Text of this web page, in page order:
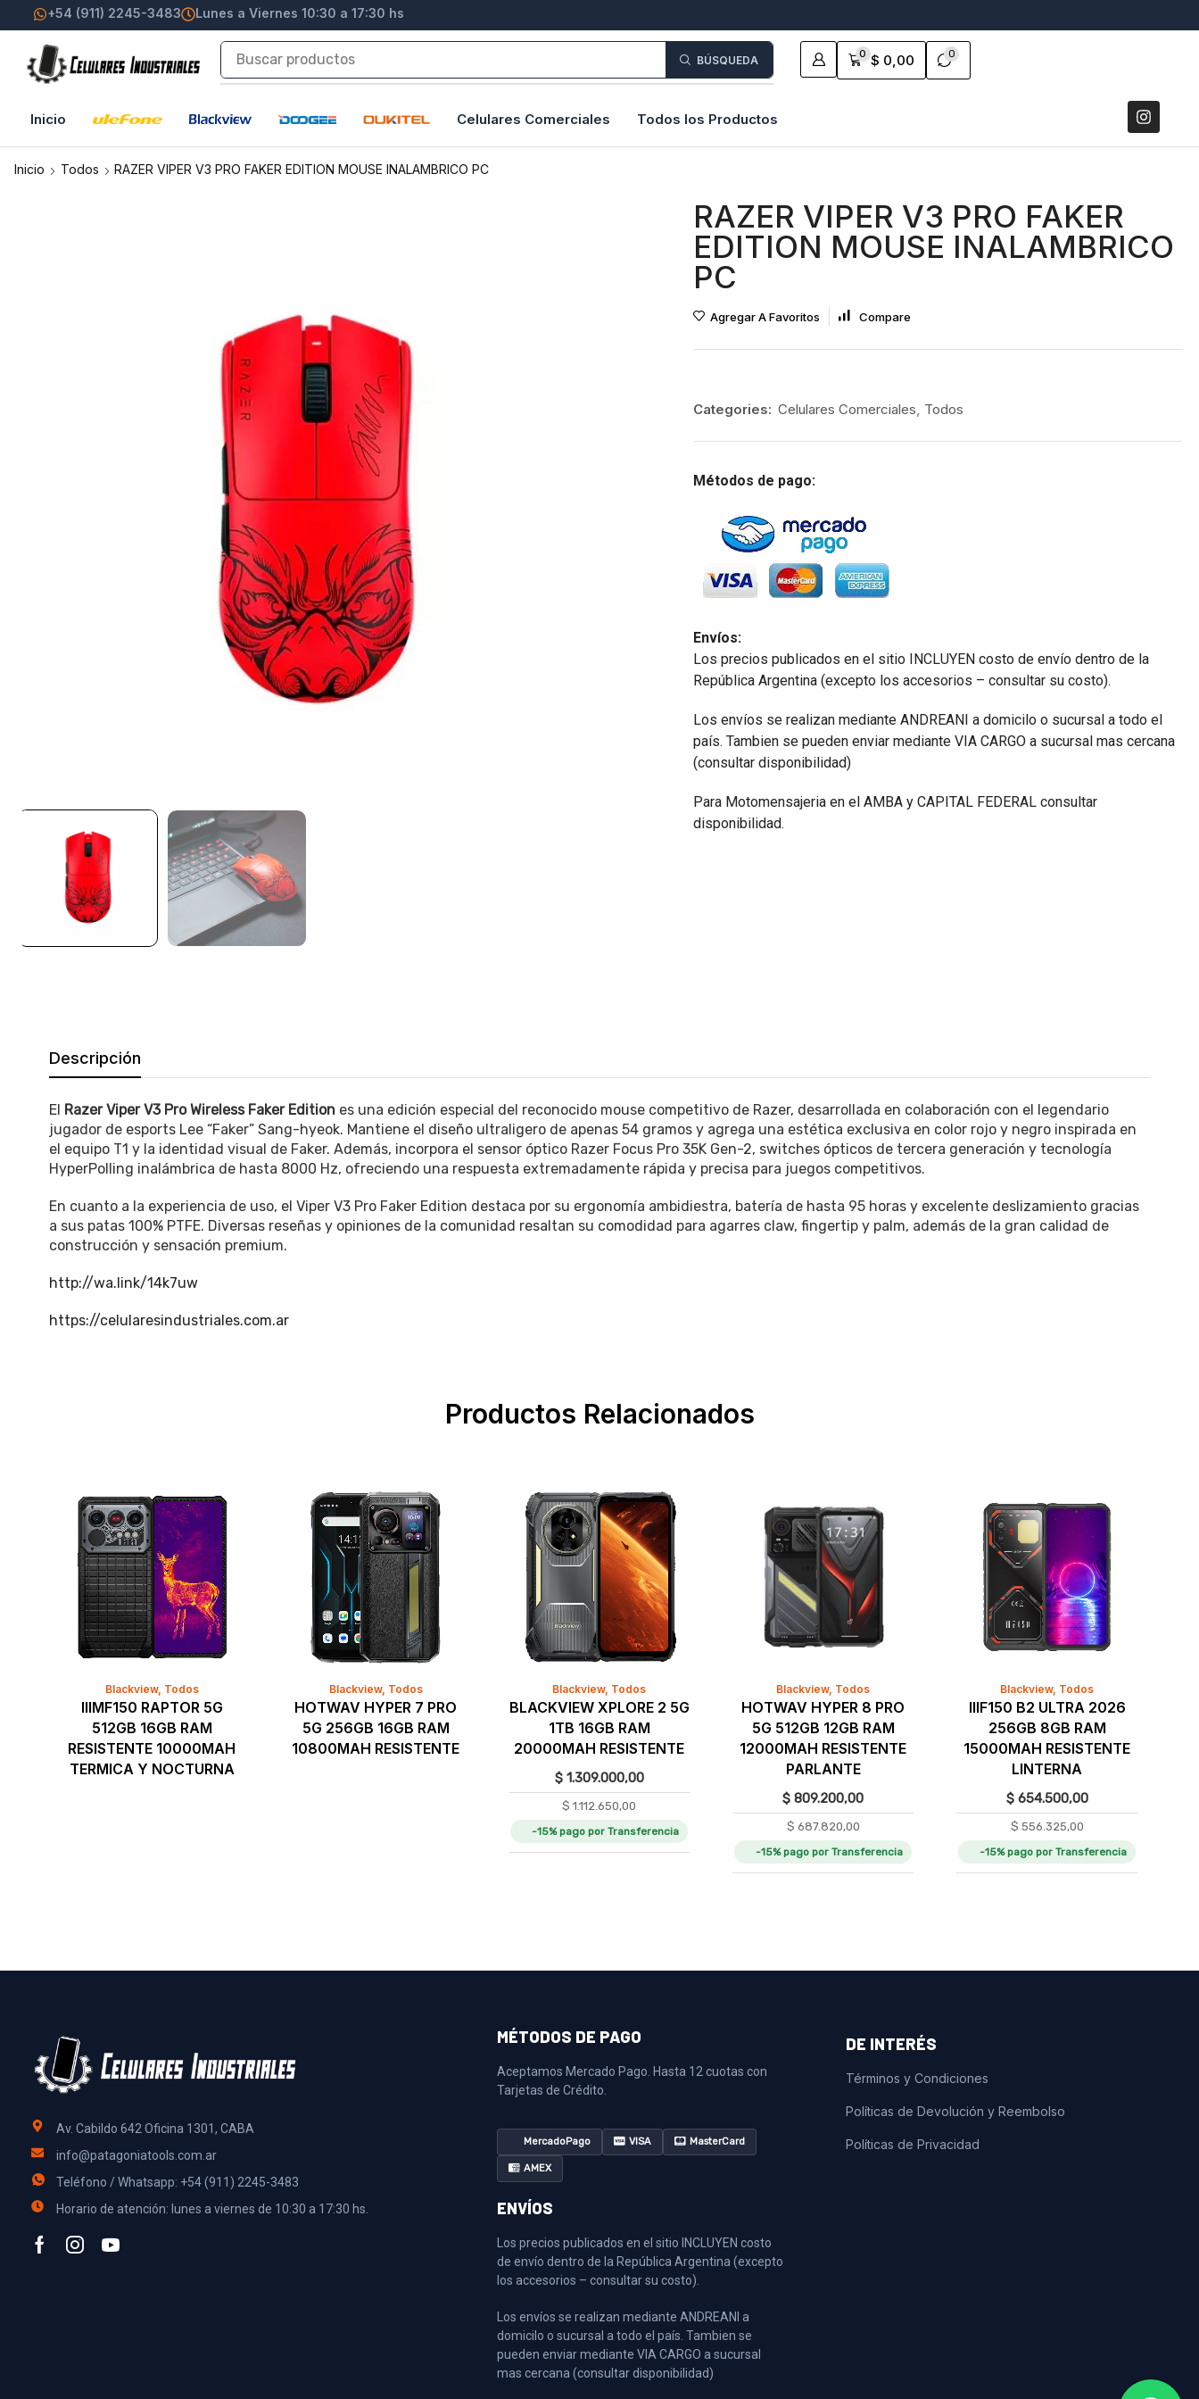
+54 (911) 2245-3483 Lunes a Viernes 10:30 a 17:30 hs
BÚSQUEDA 0 $ 0,00 0
Inicio Celulares Comerciales Todos los Productos
Inicio Todos RAZER VIPER V3 PRO FAKER EDITION MOUSE INALAMBRICO PC
RAZER VIPER V3 PRO FAKER
EDITION MOUSE INALAMBRICO
PC
Agregar A Favoritos Compare
Categories: Celulares Comerciales, Todos
Métodos de pago:
Envíos:
Los precios publicados en el sitio INCLUYEN costo de envío dentro de la
República Argentina (excepto los accesorios – consultar su costo).
Los envíos se realizan mediante ANDREANI a domicilo o sucursal a todo el
país. Tambien se pueden enviar mediante VIA CARGO a sucursal mas cercana
(consultar disponibilidad)
Para Motomensajeria en el AMBA y CAPITAL FEDERAL consultar
disponibilidad.
Descripción
El Razer Viper V3 Pro WirelessFaker Edition es una edición especial del reconocido mouse competitivo de Razer, desarrollada en colaboración con el legendario
jugador de esports Lee “Faker” Sang-hyeok. Mantiene el diseño ultraligero de apenas 54 gramos y agrega una estética exclusiva en color rojo y negro inspirada en
el equipo T1 y la identidad visual de Faker. Además, incorpora el sensor óptico Razer Focus Pro 35K Gen-2, switches ópticos de tercera generación y tecnología
HyperPolling inalámbrica de hasta 8000 Hz, ofreciendo una respuesta extremadamente rápida y precisa para juegos competitivos.
En cuanto a la experiencia de uso, el Viper V3 Pro Faker Edition destaca por su ergonomía ambidiestra, batería de hasta 95 horas y excelente deslizamiento gracias
a sus patas 100% PTFE. Diversas reseñas y opiniones de la comunidad resaltan su comodidad para agarres claw, fingertip y palm, además de la gran calidad de
construcción y sensación premium.
http://wa.link/14k7uw
https://celularesindustriales.com.ar
Productos Relacionados
Blackview, Todos
IIIMF150 RAPTOR 5G
512GB 16GB RAM
RESISTENTE 10000MAH
TERMICA Y NOCTURNA
Blackview, Todos
HOTWAV HYPER 7 PRO
5G 256GB 16GB RAM
10800MAH RESISTENTE
Blackview, Todos
BLACKVIEW XPLORE 2 5G
1TB 16GB RAM
20000MAH RESISTENTE
$1.309.000,00
$ 1.112.650,00
-15% pago por Transferencia
Blackview, Todos
HOTWAV HYPER 8 PRO
5G 512GB 12GB RAM
12000MAH RESISTENTE
PARLANTE
$ 809.200,00
$ 687.820,00
-15% pago por Transferencia
Blackview, Todos
IIIF150 B2 ULTRA 2026
256GB 8GB RAM
15000MAH RESISTENTE
LINTERNA
$654.500,00
$ 556.325,00
-15% pago por Transferencia
Av. Cabildo 642 Oficina 1301, CABA
info@patagoniatools.com.ar
Teléfono / Whatsapp: +54 (911) 2245-3483
Horario de atención: lunes a viernes de 10:30 a 17:30 hs.
MÉTODOS DE PAGO
Aceptamos Mercado Pago. Hasta 12 cuotas con
Tarjetas de Crédito.
MercadoPago VISA MasterCard
AMEX
ENVÍOS
Los precios publicados en el sitio INCLUYEN costo
de envío dentro de la República Argentina (excepto
los accesorios – consultar su costo).
Los envíos se realizan mediante ANDREANI a
domicilo o sucursal a todo el país. Tambien se
pueden enviar mediante VIA CARGO a sucursal
mas cercana (consultar disponibilidad)
DE INTERÉS
Términos y Condiciones
Políticas de Devolución y Reembolso
Políticas de Privacidad